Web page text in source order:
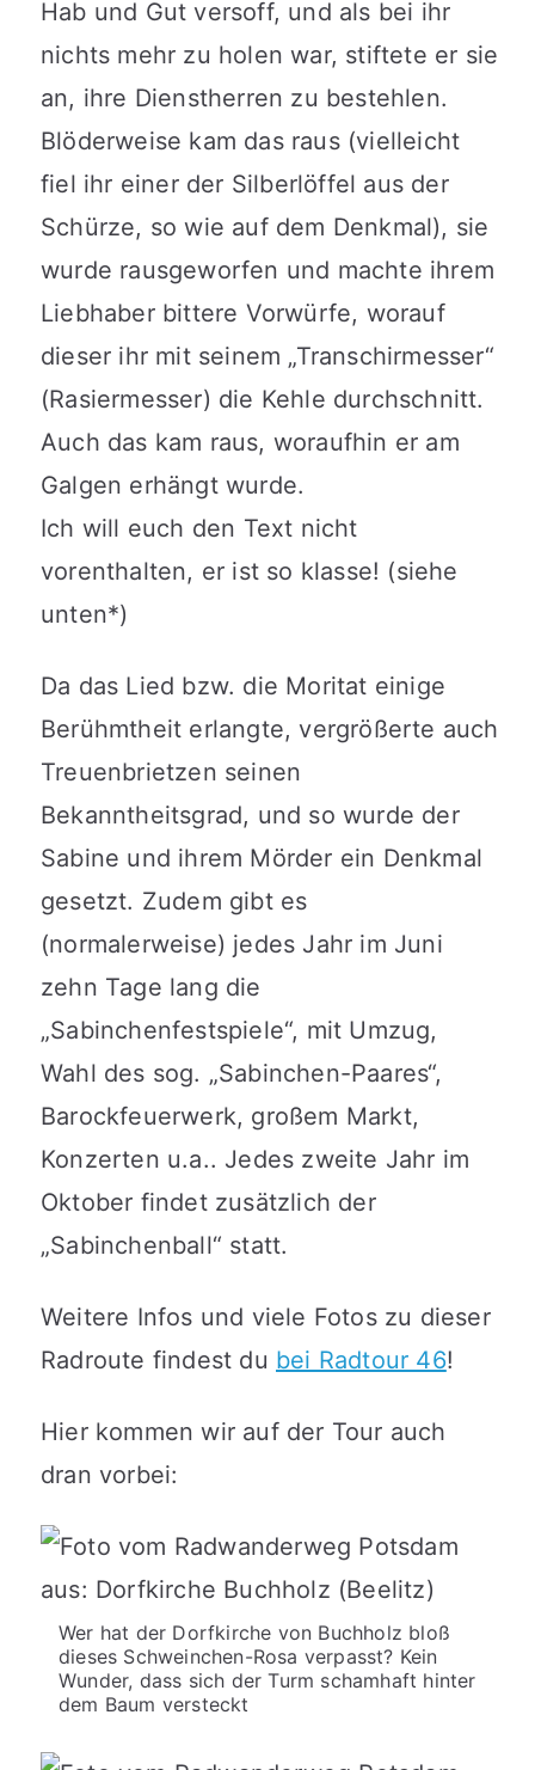
Hab und Gut versoff, und als bei ihr
nichts mehr zu holen war, stiftete er sie
an, ihre Dienstherren zu bestehlen.
Blöderweise kam das raus (vielleicht
fiel ihr einer der Silberlöffel aus der
Schürze, so wie auf dem Denkmal), sie
wurde rausgeworfen und machte ihrem
Liebhaber bittere Vorwürfe, worauf
dieser ihr mit seinem „Transchirmesser“
(Rasiermesser) die Kehle durchschnitt.
Auch das kam raus, woraufhin er am
Galgen erhängt wurde.
Ich will euch den Text nicht
vorenthalten, er ist so klasse! (siehe
unten*)
Da das Lied bzw. die Moritat einige
Berühmtheit erlangte, vergrößerte auch
Treuenbrietzen seinen
Bekanntheitsgrad, und so wurde der
Sabine und ihrem Mörder ein Denkmal
gesetzt. Zudem gibt es
(normalerweise) jedes Jahr im Juni
zehn Tage lang die
„Sabinchenfestspiele“, mit Umzug,
Wahl des sog. „Sabinchen-Paares“,
Barockfeuerwerk, großem Markt,
Konzerten u.a.. Jedes zweite Jahr im
Oktober findet zusätzlich der
„Sabinchenball“ statt.
Weitere Infos und viele Fotos zu dieser
Radroute findest du bei Radtour 46!
Hier kommen wir auf der Tour auch
dran vorbei:
Wer hat der Dorfkirche von Buchholz bloß
dieses Schweinchen-Rosa verpasst? Kein
Wunder, dass sich der Turm schamhaft hinter
dem Baum versteckt